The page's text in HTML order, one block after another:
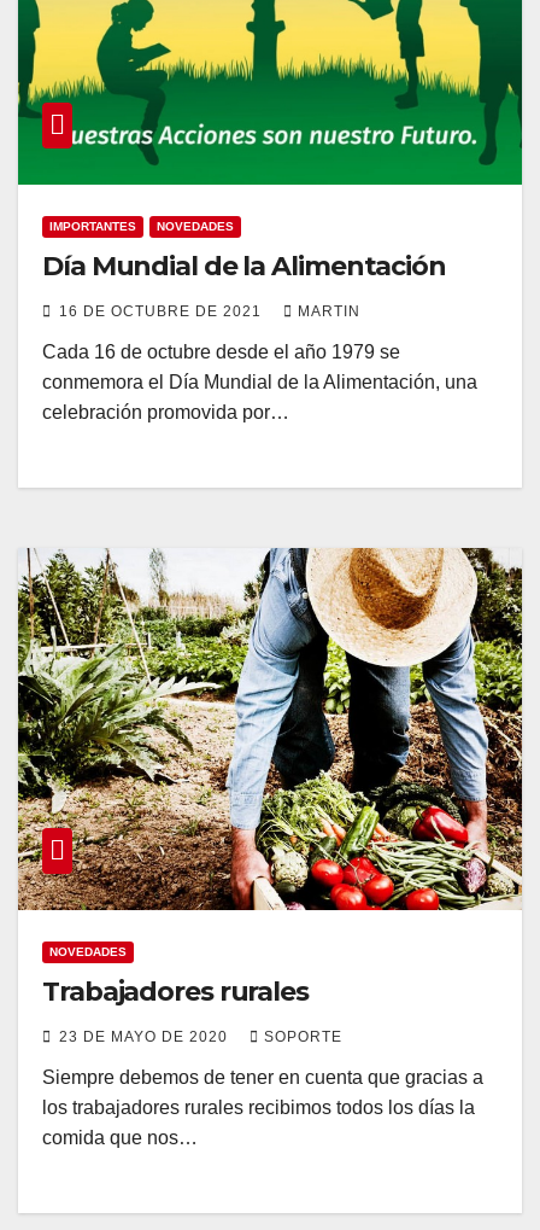
IMPORTANTES NOVEDADES
Día Mundial de la Alimentación
16 DE OCTUBRE DE 2021 MARTIN
Cada 16 de octubre desde el año 1979 se
conmemora el Día Mundial de la Alimentación, una
celebración promovida por…
NOVEDADES
Trabajadores rurales
23 DE MAYO DE 2020 SOPORTE
Siempre debemos de tener en cuenta que gracias a
los trabajadores rurales recibimos todos los días la
comida que nos…